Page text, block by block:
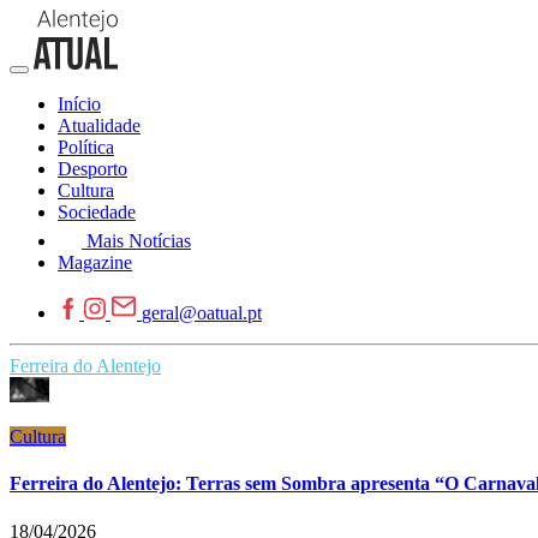
Início
Atualidade
Política
Desporto
Cultura
Sociedade
Mais Notícias
Magazine
geral@oatual.pt
Ferreira do Alentejo
Cultura
Ferreira do Alentejo: Terras sem Sombra apresenta “O
18/04/2026